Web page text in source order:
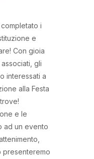
i
e
Con gioia
gli
interessati a
alla Festa
e le
ad un evento
presenteremo